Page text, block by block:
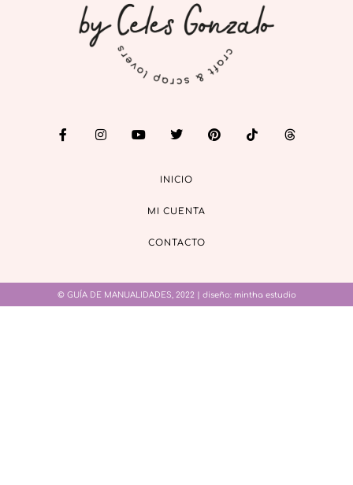
INICIO
MI CUENTA
CONTACTO
© GUÍA DE MANUALIDADES, 2022 | diseño: mintha estudio